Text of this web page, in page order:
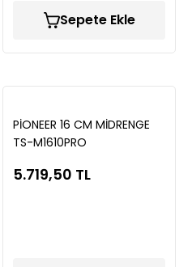
Sepete Ekle
PİONEER 16 CM MİDRENGE
TS-M1610PRO
5.719,50 TL